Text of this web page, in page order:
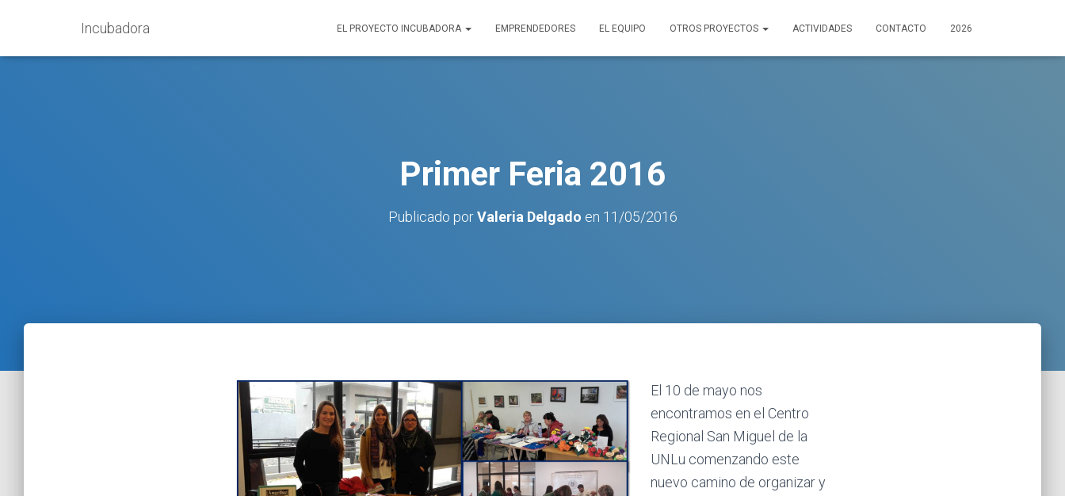
Incubadora EL PROYECTO INCUBADORA EMPRENDEDORES EL EQUIPO OTROS PROYECTOS ACTIVIDADES CONTACTO 2026
Primer Feria 2016
Publicado porValeria Delgado en 11/05/2016
El 10 de mayo nos
encontramos en el Centro
Regional San Miguel de la
UNLu comenzando este
nuevo camino de organizar y